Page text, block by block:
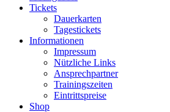
Tickets
Dauerkarten
Tagestickets
Informationen
Impressum
Nützliche Links
Ansprechpartner
Trainingszeiten
Eintrittspreise
Shop